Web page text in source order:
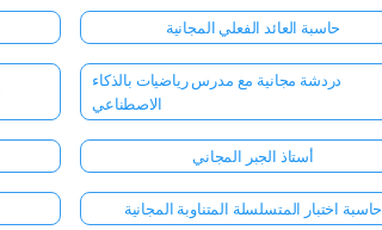
حاسبة العائد الفعلي المجانية
دردشة مجانية مع مدرس رياضيات بالذكاء
الاصطناعي
أستاذ الجبر المجاني
حاسبة اختبار المتسلسلة المتناوبة المجانية